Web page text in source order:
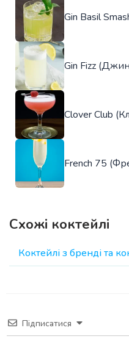
Gin Basil
Gin Fizz
Clover Club
French 75
Схожі коктейлі
Коктейлі з бренді та
Підписатися